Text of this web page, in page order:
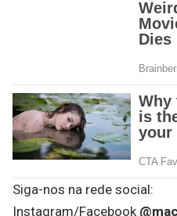
Siga-nos na rede social:
Instagram/Facebook